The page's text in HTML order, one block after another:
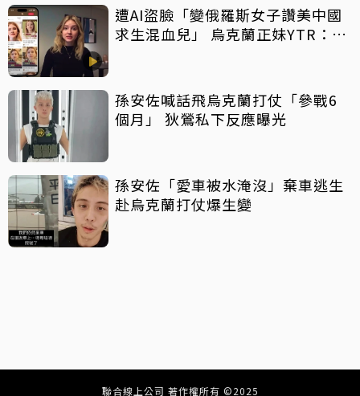
遭AI盜臉「變俄羅斯女子讚美中國
求生混血兒」 烏克蘭正妹YTR：讓
孫安佐喊話飛烏克蘭打仗「參戰6
個月」 狄鶯私下反應曝光
孫安佐「愛車被水淹沒」棄車逃生
赴烏克蘭打仗爆生變
聯合線上公司 著作權所有 ©2025